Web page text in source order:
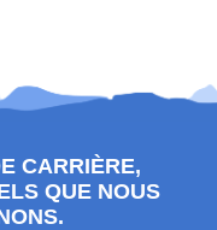
CARRIÈRE,
QUE NOUS